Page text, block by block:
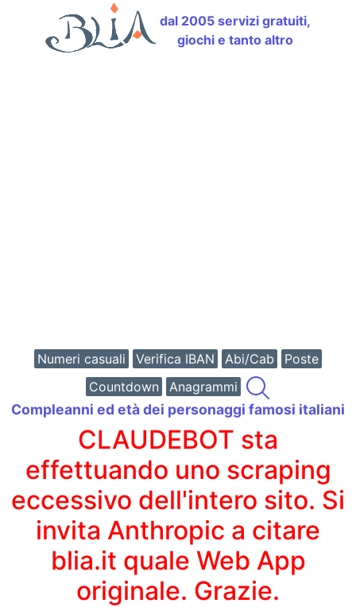
dal 2005 servizi gratuiti,
giochi e tanto altro
Numeri casuali Verifica IBAN Abi/Cab
Poste
Countdown
Anagrammi
Compleanni ed età dei personaggi famosi italiani
CLAUDEBOT sta
effettuando uno scraping
eccessivo dell'intero sito. Si
invita Anthropic a citare
blia.it quale Web App
originale. Grazie.